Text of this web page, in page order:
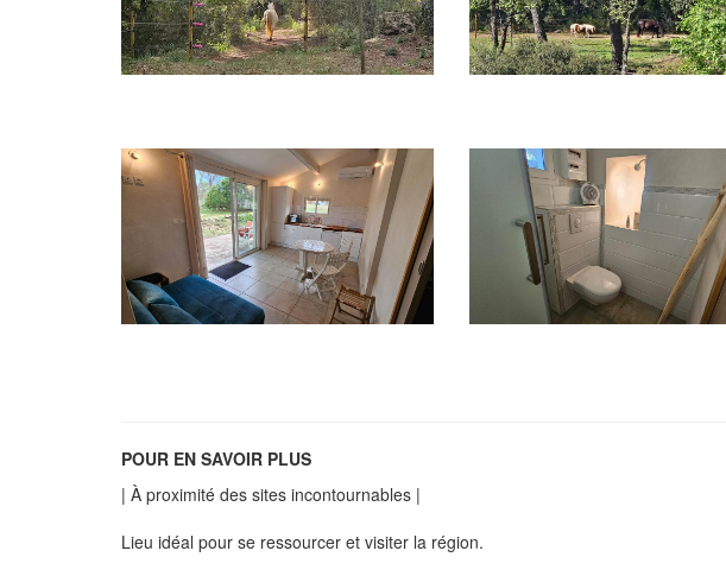
POUR EN SAVOIR PLUS
| À proximité des sites incontournables |
Lieu idéal pour se ressourcer et visiter la région.